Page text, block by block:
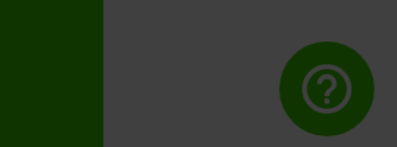
help_outline